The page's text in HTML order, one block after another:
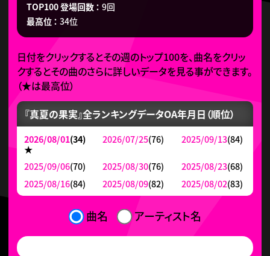
TOP100 登場回数
9回
最高位
34位
日付をクリックするとその週のトップ100を、曲名をクリッ
クするとその曲のさらに詳しいデータを見る事ができます。
（★は最高位）
『真夏の果実』全ランキングデータOA年月日（順位）
2026/08/01(34)
★
2026/07/25(76) 2025/09/13(84)
2025/09/06(70) 2025/08/30(76) 2025/08/23(68)
2025/08/16(84) 2025/08/09(82) 2025/08/02(83)
曲名 アーティスト名